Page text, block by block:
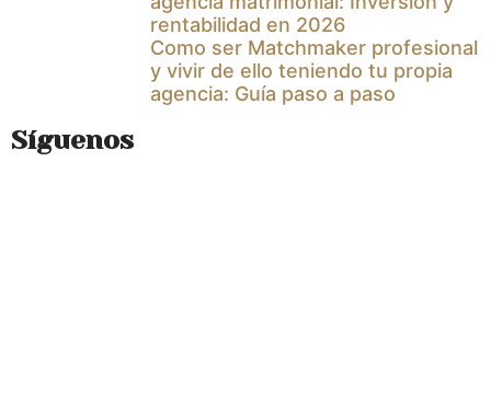
rentabilidad en 2026
Como ser Matchmaker profesional
y vivir de ello teniendo tu propia
agencia: Guía paso a paso
Síguenos